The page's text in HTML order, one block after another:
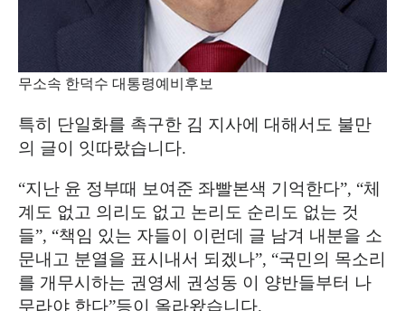
무소속 한덕수 대통령예비후보
특히 단일화를 촉구한 김 지사에 대해서도 불만
의 글이 잇따랐습니다.
“지난 윤 정부때 보여준 좌빨본색 기억한다”, “체
계도 없고 의리도 없고 논리도 순리도 없는 것
들”, “책임 있는 자들이 이런데 글 남겨 내분을 소
문내고 분열을 표시내서 되겠나”, “국민의 목소리
를 개무시하는 권영세 권성동 이 양반들부터 나
무라야 한다”등이 올라왔습니다.